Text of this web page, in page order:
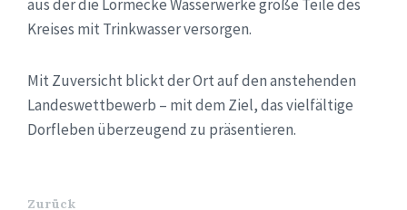
aus der die Lörmecke Wasserwerke große Teile des
Kreises mit Trinkwasser versorgen.
Mit Zuversicht blickt der Ort auf den anstehenden
Landeswettbewerb – mit dem Ziel, das vielfältige
Dorfleben überzeugend zu präsentieren.
Zurück